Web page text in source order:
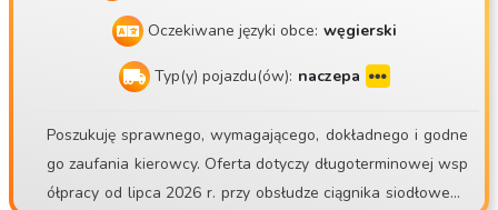
Oczekiwane języki obce: węgierski
Typ(y) pojazdu(ów): naczepa
Poszukuję sprawnego, wymagającego, dokładnego i godne
go zaufania kierowcy. Oferta dotyczy długoterminowej wsp
ółpracy od lipca 2026 r. przy obsłudze ciągnika siodłowego